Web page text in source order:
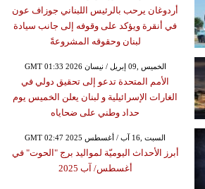
أردوغان يرحب بالرئيس اللبناني جوزاف عون
في أنقرة ويؤكد على وقوفه إلى جانب سيادة
لبنان وحقوقه المشروعةً
GMT 01:33 2026 الخميس ,09 إبريل / نيسان
الأمم المتحدة تدعو إلى تحقيق دولي في
الغارات الإسرائيلية و لبنان يعلن الخميس يوم
حداد وطني على ضحاياه
GMT 02:47 2025 السبت ,16 آب / أغسطس
أبرز الأحداث اليوميّة لمواليد برج "الحوت" في
أغسطس/ آب 2025